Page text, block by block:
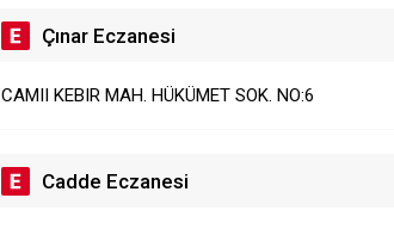
Çınar Eczanesi
CAMII KEBIR MAH. HÜKÜMET SOK. NO:6
Cadde Eczanesi